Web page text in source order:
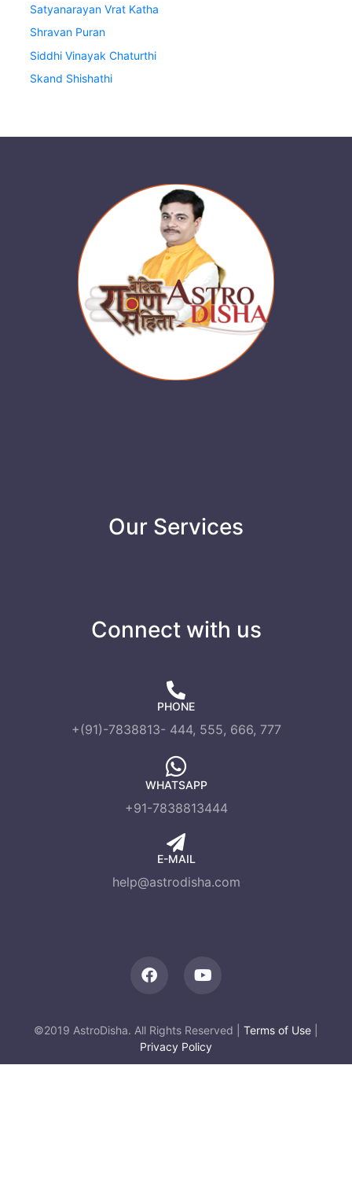
Satyanarayan Vrat Katha
Shravan Puran
Siddhi Vinayak Chaturthi
Skand Shishathi
Our Services
Connect with us
PHONE
+(91)-7838813- 444, 555, 666, 777
WHATSAPP
+91-7838813444
E-MAIL
help@astrodisha.com
©2019 AstroDisha. All Rights Reserved | Terms of Use
Privacy Policy